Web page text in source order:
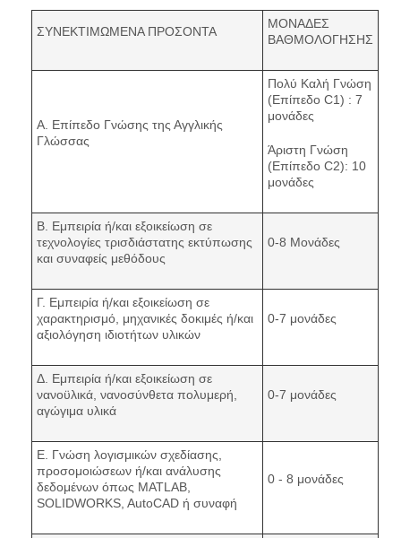
ΣΥΝΕΚΤΙΜΩΜΕΝΑ ΠΡΟΣΟΝΤΑ
ΜΟΝΑΔΕΣ
ΒΑΘΜΟΛΟΓΗΣΗΣ
Α. Επίπεδο Γνώσης της Αγγλικής
Γλώσσας
Πολύ Καλή Γνώση
(Επίπεδο C1) : 7
μονάδες
Άριστη Γνώση
(Επίπεδο C2): 10
μονάδες
Β. Εμπειρία ή/και εξοικείωση σε
τεχνολογίες τρισδιάστατης εκτύπωσης
και συναφείς μεθόδους
0-8 Μονάδες
Γ. Εμπειρία ή/και εξοικείωση σε
χαρακτηρισμό, μηχανικές δοκιμές ή/και
αξιολόγηση ιδιοτήτων υλικών
0-7 μονάδες
Δ. Εμπειρία ή/και εξοικείωση σε
νανοϋλικά, νανοσύνθετα πολυμερή,
αγώγιμα υλικά
0-7 μονάδες
Ε. Γνώση λογισμικών σχεδίασης,
προσομοιώσεων ή/και ανάλυσης
δεδομένων όπως MATLAB,
SOLIDWORKS, AutoCAD ή συναφή
0 - 8 μονάδες